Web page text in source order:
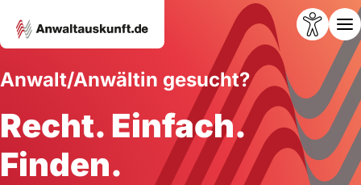
Anwalt/Anwältin gesucht?
Recht. Einfach.
Finden.